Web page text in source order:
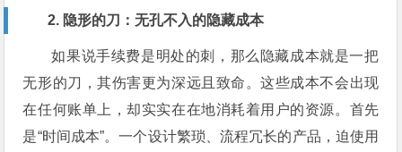
2. 隐形的刀：无孔不入的隐藏成本
如果说手续费是明处的刺，那么隐藏成本就是一把
无形的刀，其伤害更为深远且致命。这些成本不会出现
在任何账单上，却实实在在地消耗着用户的资源。首先
是“时间成本”。一个设计繁琐、流程冗长的产品，迫使用